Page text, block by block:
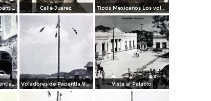
Los voladores de Papantla, Veracruz. Calle Juarez. Tipos Mexicanos Los voladoresde Papantla Veracruz.
Dia de mercado Papantla Veracruz. Voladores de Papantla Veracruz. Vista al Palacio.